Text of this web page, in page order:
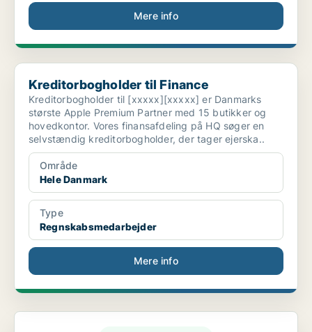
Mere info
Kreditorbogholder til Finance
Kreditorbogholder til Finance
Kreditorbogholder til [xxxxx][xxxxx] er Danmarks
største Apple Premium Partner med 15 butikker og
hovedkontor. Vores finansafdeling på HQ søger en
selvstændig kreditorbogholder, der tager ejerska..
Område
Hele Danmark
Type
Regnskabsmedarbejder
Mere info